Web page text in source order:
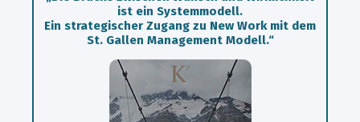
ist ein Systemmodell.
Ein strategischer Zugang zu New Work mit dem
St. Gallen Management Modell.“